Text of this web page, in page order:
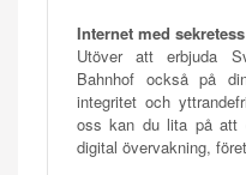
Internet med sekretess
Utöver att erbjuda
Bahnhof också på
integritet och
oss kan du lita på att
digital övervakning,